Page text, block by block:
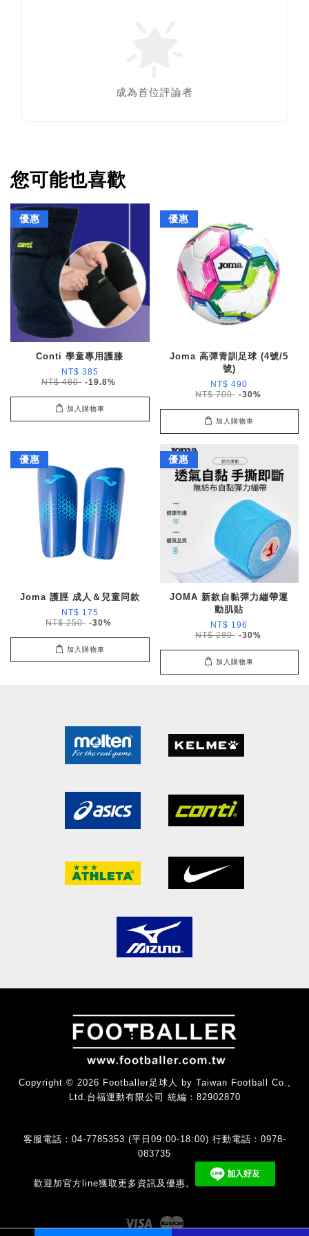
成為首位評論者
您可能也喜歡
優惠
Conti 學童專用護膝
NT$ 385
NT$ 480 -19.8%
加入購物車
優惠
Joma 高彈青訓足球 (4號/5
號)
NT$ 490
NT$ 700 -30%
加入購物車
優惠
Joma 護脛 成人＆兒童同款
NT$ 175
NT$ 250 -30%
加入購物車
優惠
JOMA 新款自黏彈力繃帶運
動肌貼
NT$ 196
NT$ 280 -30%
加入購物車
Copyright © 2026 Footballer足球人 by Taiwan Football Co.,
Ltd.台福運動有限公司 統編：82902870
客服電話：04-7785353 (平日09:00-18:00) 行動電話：0978-
083735
歡迎加官方line獲取更多資訊及優惠。
Visa